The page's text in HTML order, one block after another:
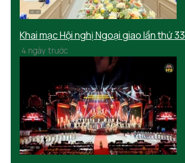
Khai mạc Hội nghị Ngoại giao lần thứ 33
4 ngày trước